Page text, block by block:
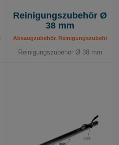
Reinigungszubehör Ø
38 mm
Absaugzubehör, Reinigungszubehör
Reinigungszubehör Ø 38 mm